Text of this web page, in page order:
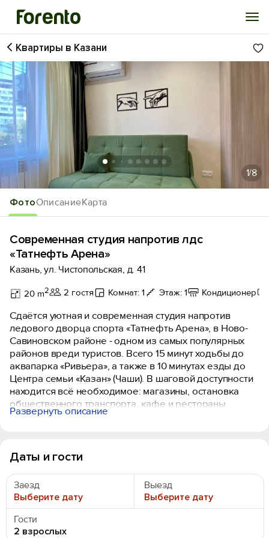
Войти
Избранное
История просмотра
Добавить свой объект
ФотоОписаниеКарта
Квартиры в Казани
1/8
Современная студия напротив лдс
«Татнефть Арена»
Казань, ул. Чистопольская, д. 41
20 m2 2 гостя Комнат: 1 Этаж: 1 Кондиционер
Сдаётся уютная и современная студия напротив
ледового дворца спорта «Татнефть Арена», в Ново-
Савиновском районе - одном из самых популярных
районов вреди туристов. Всего 15 минут ходьбы до
аквапарка «Ривьера», а также в 10 минутах езды до
Центра семьи «Казан» (Чаши). В шаговой доступности
находится всё необходимое: магазины, остановка
общественного транспорта, кафе и рестораны.
В квартире есть всё для комфортного пребывания
пары.
К Вашим услугам:
- раскладной диван;
- wi-fi;
- кондиционер;
Развернуть описание
Даты и гости
Заезд
Выберите дату
Выезд
Выберите дату
Гости
2 взрослых